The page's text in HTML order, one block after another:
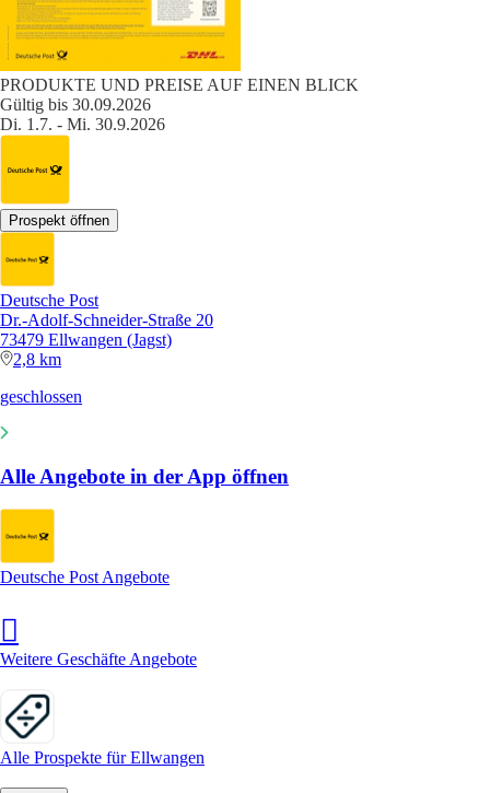
PRODUKTE UND PREISE AUF EINEN BLICK
Gültig bis 30.09.2026
Di. 1.7. - Mi. 30.9.2026
Prospekt öffnen
Deutsche Post
Dr.-Adolf-Schneider-Straße 20
73479 Ellwangen (Jagst)
2,8 km
geschlossen
Alle Angebote in der App öffnen
Deutsche Post Angebote
Weitere Geschäfte Angebote
Alle Prospekte für Ellwangen